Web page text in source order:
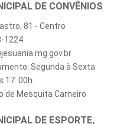
DE CONVÊNIOS
81 - Centro
1224
Segunda à Sexta
17: 00h.
de Mesquita Carneiro
DE ESPORTE,